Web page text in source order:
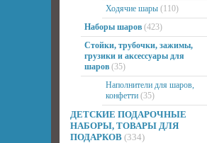
Ходячие шары (110)
Наборы шаров (423)
Стойки, трубочки, зажимы,
грузики и аксессуары для
шаров (35)
Наполнители для шаров,
конфетти (35)
ДЕТСКИЕ ПОДАРОЧНЫЕ
НАБОРЫ, ТОВАРЫ ДЛЯ
ПОДАРКОВ (334)